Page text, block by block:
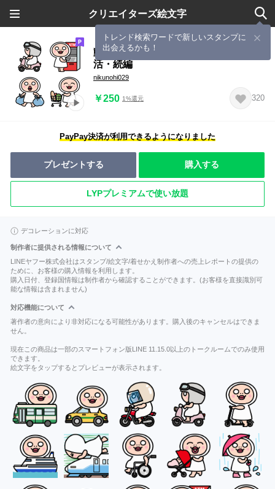
クリエイターズ絵文字
トレンド検索ワードで新しいスタンプに
出会えるかも！
動く！しろめちゃん絵文字 日常生
活・続編
nikunohi029
￥250 1%還元 320
PayPay決済が利用できるようになりました
プレゼントする 購入する
LYPプレミアムで使い放題
デコレーションに対応
制作者に提供される情報について
LINEヤフー株式会社はスタンプ/絵文字/着せかえ制作者への売上レポートの提供の
ために、お客様の購入情報を利用します。
購入日付、登録国情報は制作者から確認することができます。(お客様を直接識別可
能な情報は含まれません)
対応機能について
著作者の意向により非対応になる可能性があります。購入後のキャンセルはできま
せん。
現在この商品は一部のスマートフォン版LINE 11.15.0以上のトークルームでのみ使用
できます。
絵文字をタップするとプレビューが表示されます。